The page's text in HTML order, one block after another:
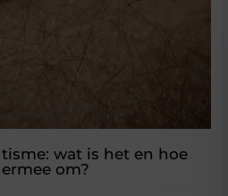
wat is het en hoe
om?